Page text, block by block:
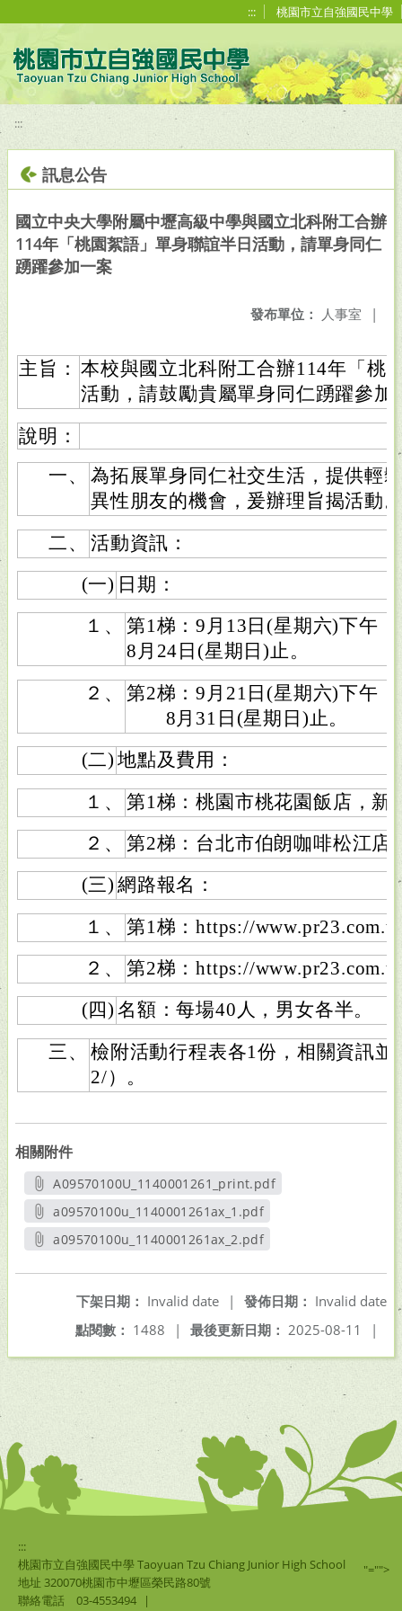
::: 桃園市立自強國民中學
:::
訊息公告
國立中央大學附屬中壢高級中學與國立北科附工合辦
114年「桃園絮語」單身聯誼半日活動，請單身同仁
踴躍參加一案
發布單位： 人事室 |
主旨： 本校與國立北科附工合辦114年「桃
活動，請鼓勵貴屬單身同仁踴躍參加
說明：
一、
為拓展單身同仁社交生活，提供輕
異性朋友的機會，爰辦理旨揭活動
二、
活動資訊：
(一) 日期：
１、
第1梯：9月13日(星期六)下
8月24日(星期日)止。
２、
第2梯：9月21日(星期六)下
8月31日(星期日)止。
(二) 地點及費用：
１、
第1梯：桃園市桃花園飯店，新
２、
第2梯：台北市伯朗咖啡松江店
(三) 網路報名：
１、
第1梯：https://
２、
第2梯：https://
(四) 名額：每場40人，男女各半。
三、
檢附活動行程表各1份，相關資訊
2/）。
相關附件
A09570100U_1140001261_print.pdf
另開新視窗
a09570100u_1140001261ax_1.pdf
另開新視窗
a09570100u_1140001261ax_2.pdf
發佈日期： Invalid date
下架日期： Invalid date
|
最後更新日期： 2025-08-11 |
點閱數： 1488 |
:::
桃園市立自強國民中學 Taoyuan Tzu Chiang Junior High School
地址 320070桃園市中壢區榮民路80號
聯絡電話
03-4553494
|
"="">